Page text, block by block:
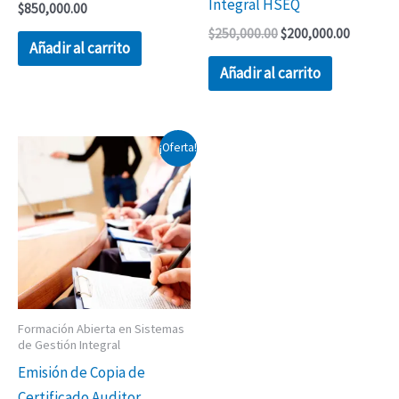
$850,000.00
Añadir al carrito
Integral HSEQ
$250,000.00$200,000.00
Añadir al carrito
¡Oferta!
Formación Abierta en Sistemas
de Gestión Integral
Emisión de Copia de
El
precio
original
era:
$250,000.00.
El
precio
actual
es:
$150,000.00.